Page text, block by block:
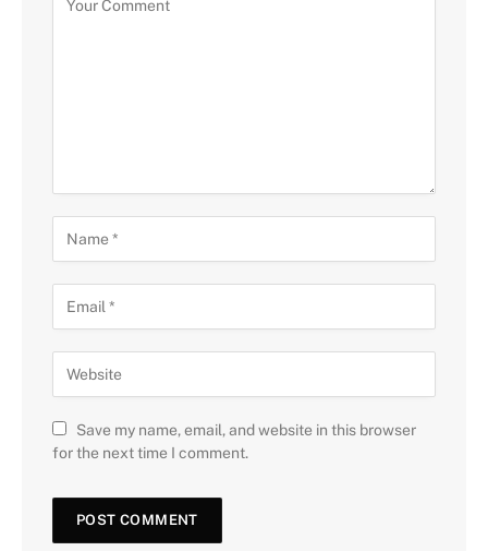
Save my name, email, and website in this browser
for the next time I comment.